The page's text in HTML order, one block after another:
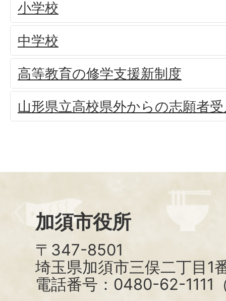
小学校
中学校
高等教育の修学支援新制度
山形県立高校県外からの志願者
加須市役所
〒347-8501
埼玉県加須市三俣二丁目1
電話番号：0480-62-1111